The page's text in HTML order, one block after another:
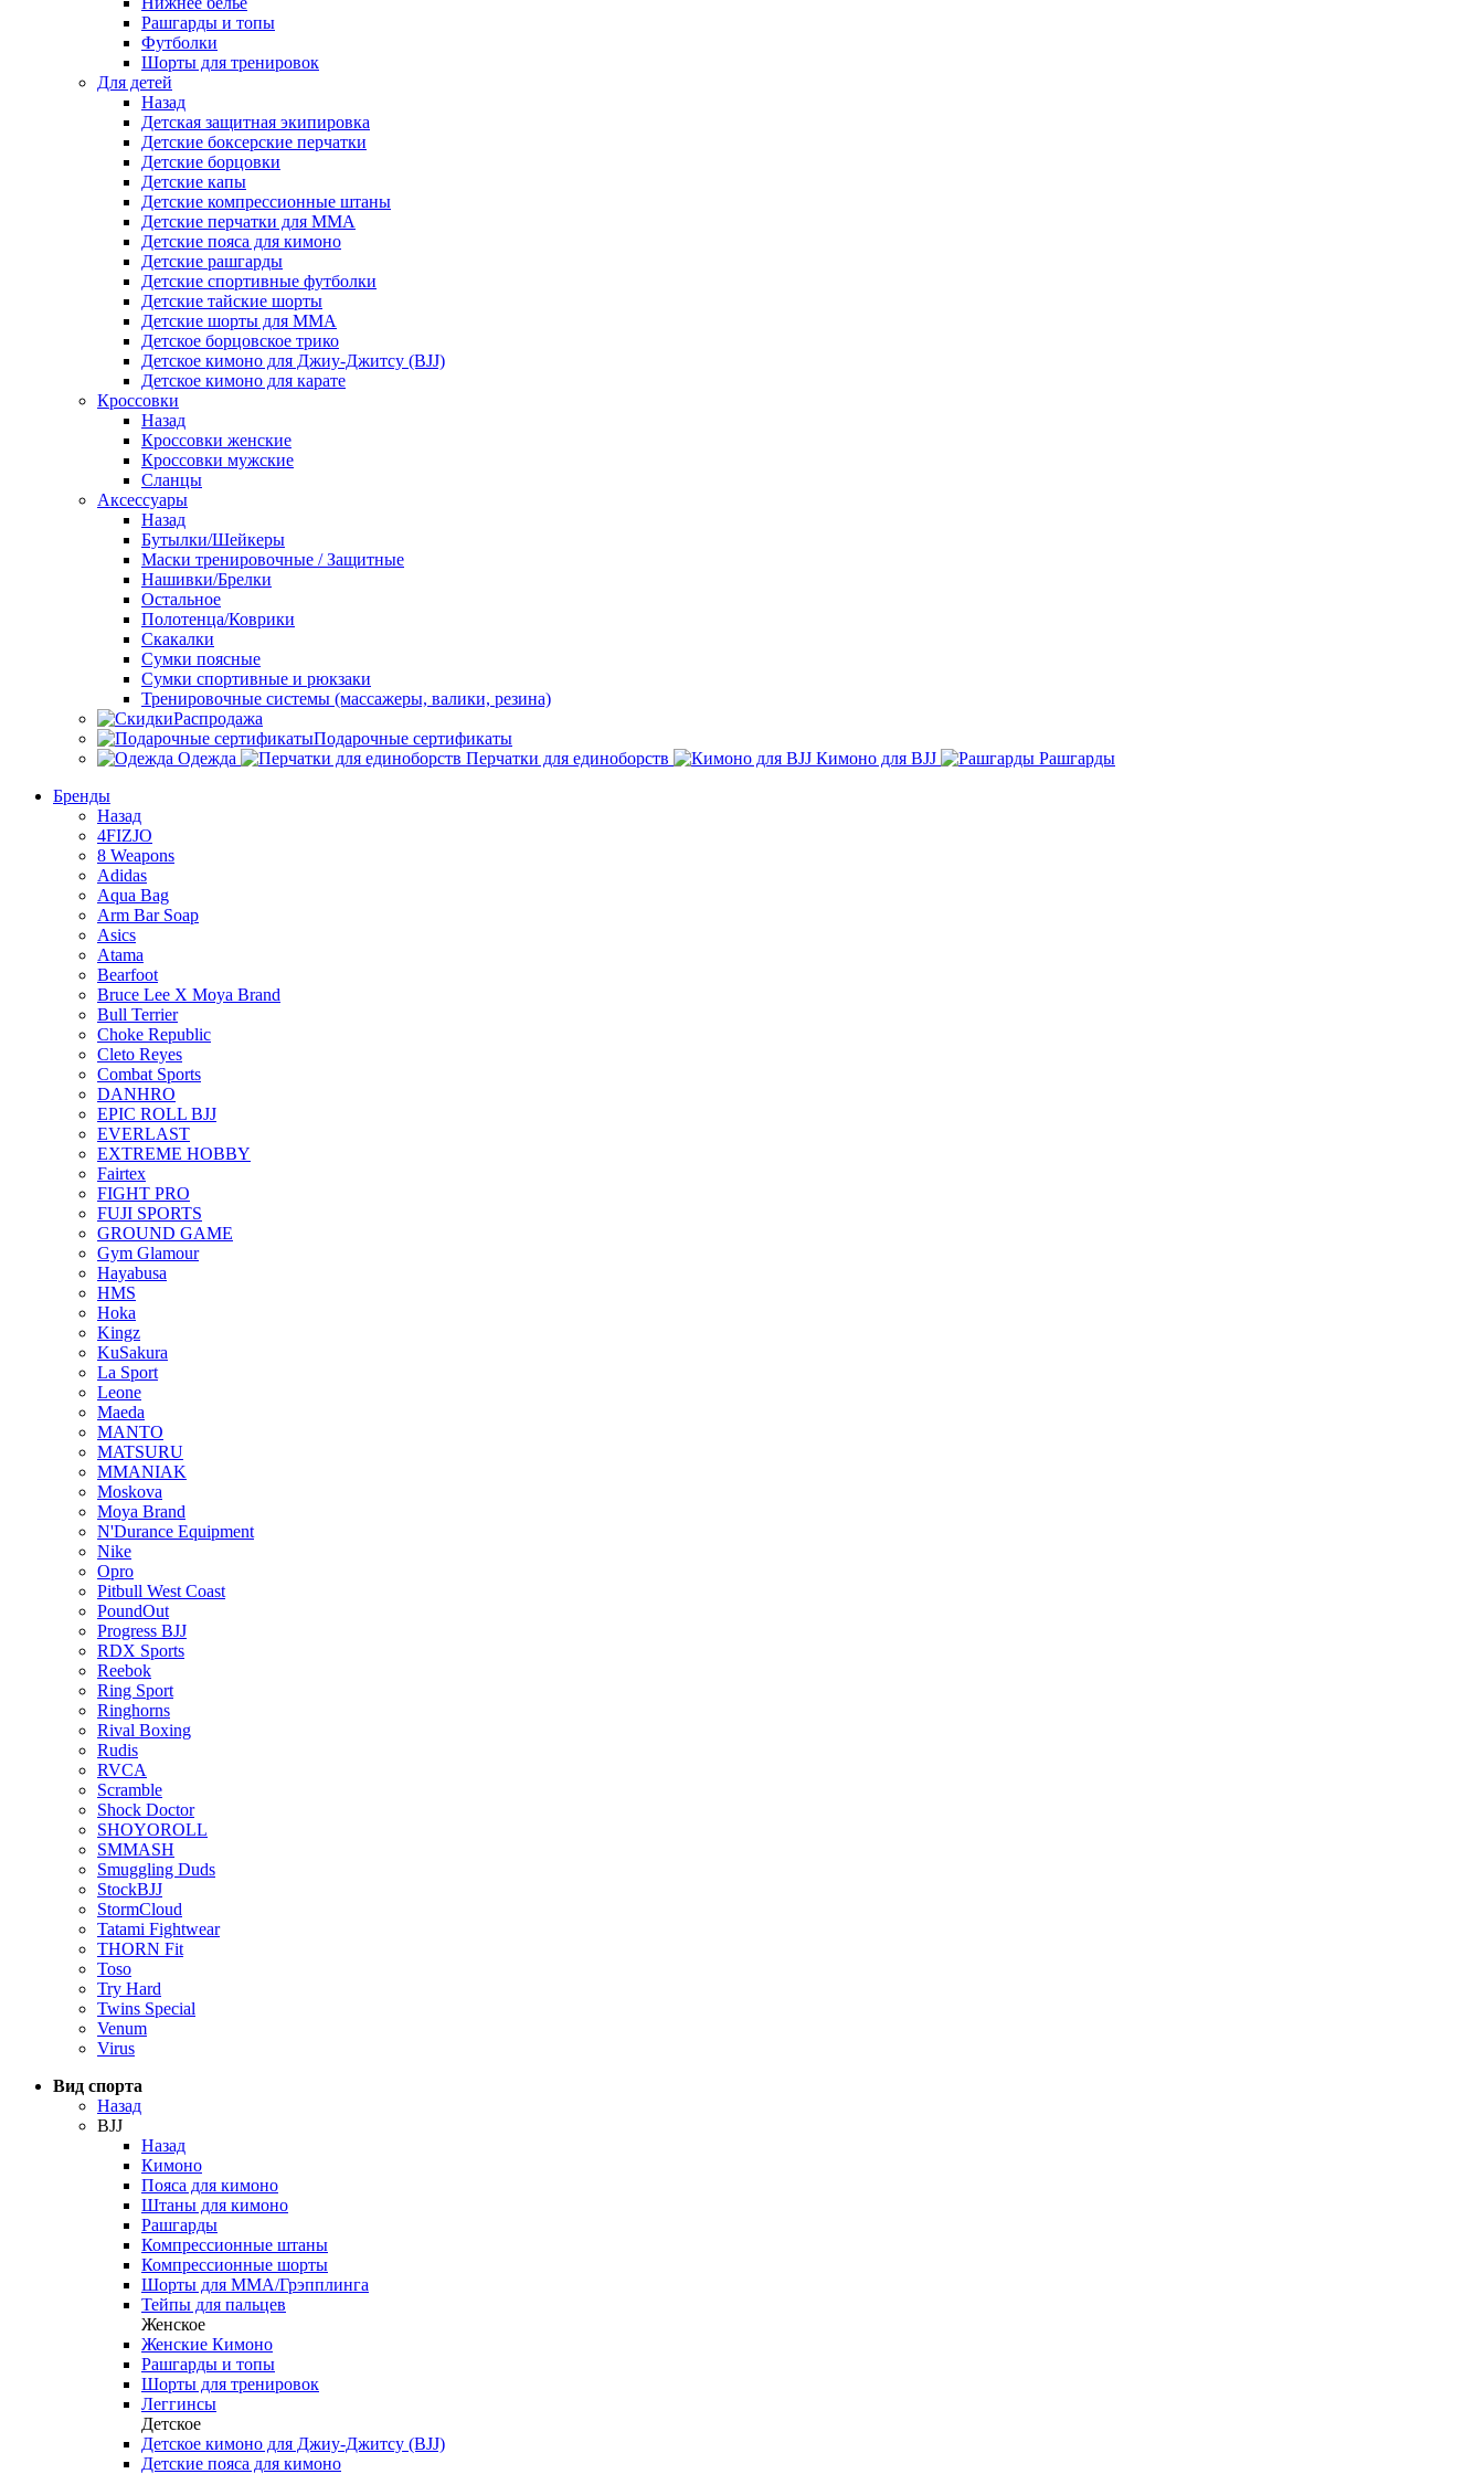
Рашгарды и топы
Футболки
Шорты для тренировок
Для детей
Назад
Детская защитная экипировка
Детские боксерские перчатки
Детские борцовки
Детские капы
Детские компрессионные штаны
Детские перчатки для ММА
Детские пояса для кимоно
Детские рашгарды
Детские спортивные футболки
Детские тайские шорты
Детские шорты для ММА
Детское борцовское трико
Детское кимоно для Джиу-Джитсу (BJJ)
Детское кимоно для карате
Кроссовки
Назад
Кроссовки женские
Кроссовки мужские
Сланцы
Аксессуары
Назад
Бутылки/Шейкеры
Маски тренировочные / Защитные
Нашивки/Брелки
Остальное
Полотенца/Коврики
Скакалки
Сумки поясные
Сумки спортивные и рюкзаки
Тренировочные системы (массажеры, валики, резина)
Распродажа
Подарочные сертификаты
Одежда
Перчатки для единоборств Кимоно для BJJ
Рашгарды
Бренды
Назад
4FIZJO
8 Weapons
Adidas
Aqua Bag
Arm Bar Soap
Asics
Atama
Bearfoot
Bruce Lee X Moya Brand
Bull Terrier
Choke Republic
Cleto Reyes
Combat Sports
DANHRO
EPIC ROLL BJJ
EVERLAST
EXTREME HOBBY
Fairtex
FIGHT PRO
FUJI SPORTS
GROUND GAME
Gym Glamour
Hayabusa
HMS
Hoka
Kingz
KuSakura
La Sport
Leone
Maeda
MANTO
MATSURU
MMANIAK
Moskova
Moya Brand
N'Durance Equipment
Nike
Opro
Pitbull West Coast
PoundOut
Progress BJJ
RDX Sports
Reebok
Ring Sport
Ringhorns
Rival Boxing
Rudis
RVCA
Scramble
Shock Doctor
SHOYOROLL
SMMASH
Smuggling Duds
StockBJJ
StormCloud
Tatami Fightwear
THORN Fit
Toso
Try Hard
Twins Special
Venum
Virus
Вид спорта
Назад
BJJ
Назад
Кимоно
Пояса для кимоно
Штаны для кимоно
Рашгарды
Компрессионные штаны
Компрессионные шорты
Шорты для ММА/Грэпплинга
Тейпы для пальцев
Женское
Женские Кимоно
Рашгарды и топы
Шорты для тренировок
Леггинсы
Детское
Детское кимоно для Джиу-Джитсу (BJJ)
Детские пояса для кимоно